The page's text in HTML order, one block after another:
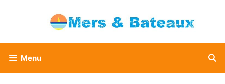
Menu